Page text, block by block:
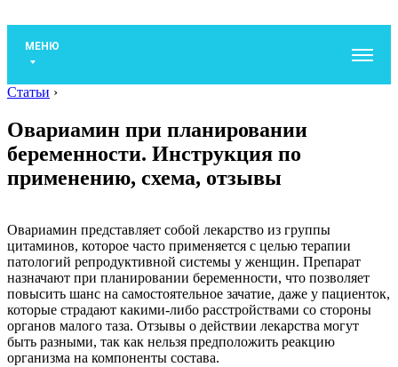
МЕНЮ
Статьи ›
Овариамин при планировании
беременности. Инструкция по
применению, схема, отзывы
Овариамин представляет собой лекарство из группы
цитаминов, которое часто применяется с целью терапии
патологий репродуктивной системы у женщин. Препарат
назначают при планировании беременности, что позволяет
повысить шанс на самостоятельное зачатие, даже у пациенток,
которые страдают какими-либо расстройствами со стороны
органов малого таза. Отзывы о действии лекарства могут
быть разными, так как нельзя предположить реакцию
организма на компоненты состава.